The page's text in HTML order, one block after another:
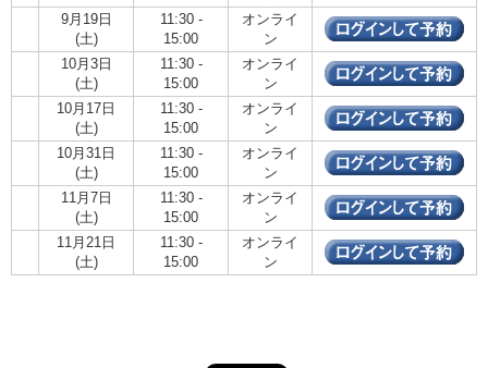
9月19日
(土)
11:30 -
15:00
オンライ
ン
10月3日
(土)
11:30 -
15:00
オンライ
ン
10月17日
(土)
11:30 -
15:00
オンライ
ン
10月31日
(土)
11:30 -
15:00
オンライ
ン
11月7日
(土)
11:30 -
15:00
オンライ
ン
11月21日
(土)
11:30 -
15:00
オンライ
ン